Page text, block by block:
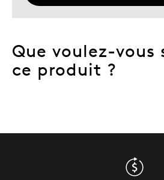
Que voulez-vous
ce produit ?